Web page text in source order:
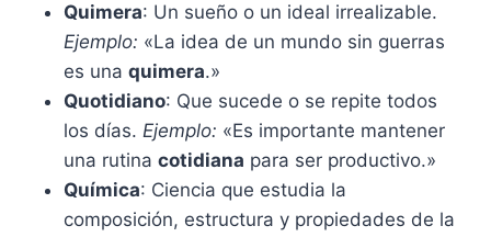
Quimera: Un sueño o un ideal irrealizable.
Ejemplo: «La idea de un mundo sin guerras
es una quimera.»
Quotidiano: Que sucede o se repite todos
los días. Ejemplo: «Es importante mantener
una rutina cotidiana para ser productivo.»
Química: Ciencia que estudia la
composición, estructura y propiedades de la